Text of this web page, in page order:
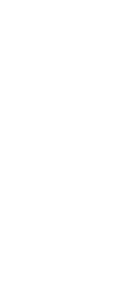
alakart seçeneklerle